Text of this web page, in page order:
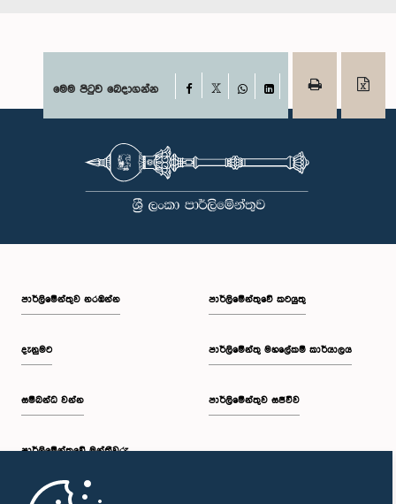
මෙම පිටුව බෙදාගන්න Facebook
WhatsAppLinkedIn
පාර්ලි‌මේන්තුව නරඹන්න
දැනුමට
සම්බන්ධ වන්න
පාර්ලි‌මේන්තුවේ මන්ත්‍රීවරු
මුල් පිටුව
පාර්ලිමේන්තුවේ කටයුතු
පාර්ලිමේන්තු මහලේකම් කාර්යාලය
පාර්ලිමේන්තුව සජීවීව